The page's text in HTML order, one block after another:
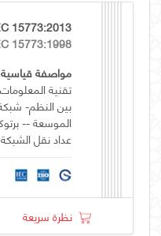
15773:2013
15773:1998
مواصفة
تقنية
بين النظم-
الموسعة --
عداد نقل
نظرة سريعة